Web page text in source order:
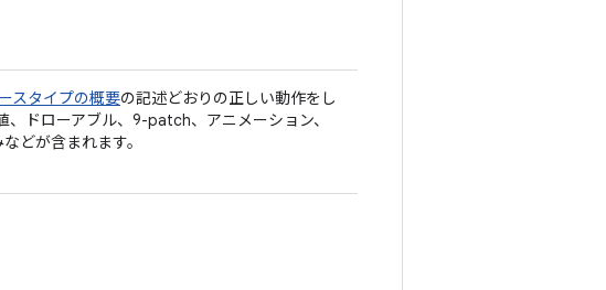
スタイプの概要の記述どおりの正しい動作をし
ドローアブル、9-patch、アニメーション、
どが含まれます。